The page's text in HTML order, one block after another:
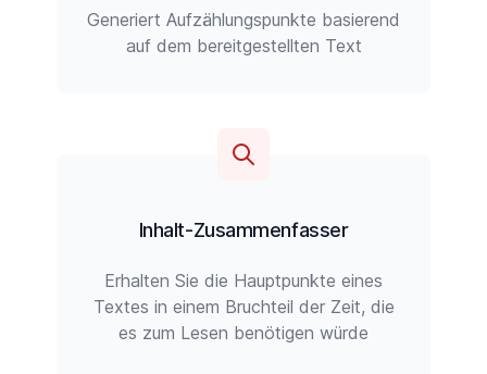
Generiert Aufzählungspunkte basierend
auf dem bereitgestellten Text
Inhalt-Zusammenfasser
Erhalten Sie die Hauptpunkte eines
Textes in einem Bruchteil der Zeit, die
es zum Lesen benötigen würde